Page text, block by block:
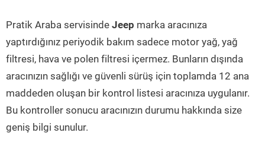
Pratik Araba servisinde Jeep marka aracınıza
yaptırdığınız periyodik bakım sadece motor yağ, yağ
filtresi, hava ve polen filtresi içermez. Bunların dışında
aracınızın sağlığı ve güvenli sürüş için toplamda 12 ana
maddeden oluşan bir kontrol listesi aracınıza uygulanır.
Bu kontroller sonucu aracınızın durumu hakkında size
geniş bilgi sunulur.